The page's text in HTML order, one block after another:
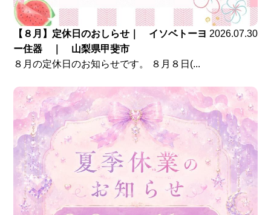
【８月】定休日のおしらせ｜ イソベトーヨ
ー住器 ｜ 山梨県甲斐市
2026.07.30
８月の定休日のお知らせです。 ８月８日(...